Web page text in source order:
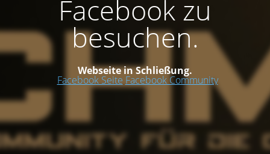
Facebook zu
besuchen.
Webseite in Schließung.
Facebook Seite Facebook Community